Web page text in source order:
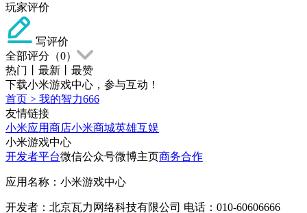
玩家评价
写评价
全部评分（0）
热门
最新
最赞
下载小米游戏中心，参与互动！
首页 > 我的智力666
友情链接
小米应用商店小米商城英雄互娱
小米游戏中心
开发者平台微信公众号微博主页商务合作
应用名称：小米游戏中心
开发者：北京瓦力网络科技有限公司 电话：010-60606666